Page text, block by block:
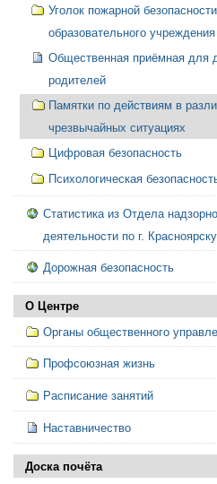
Уголок пожарной безопасности
образовательного учреждения
Общественная приёмная для
родителей
Памятки по действиям в
чрезвычайных ситуациях
Цифровая безопасность
Психологическая
Статистика из Отдела
деятельности по г. Красноярску
Дорожная безопасность
О Центре
Органы общественного
Профсоюзная жизнь
Расписание занятий
Наставничество
Доска почёта